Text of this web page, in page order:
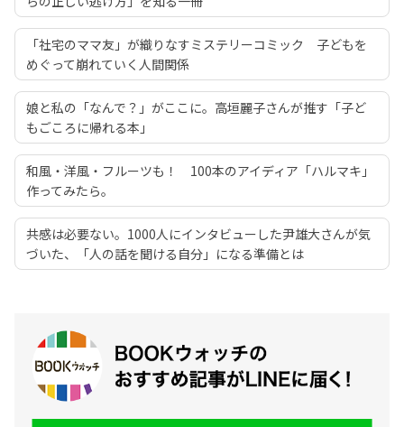
「社宅のママ友」が織りなすミステリーコミック 子どもを
めぐって崩れていく人間関係
娘と私の「なんで？」がここに。高垣麗子さんが推す「子ど
もごころに帰れる本」
和風・洋風・フルーツも！ 100本のアイディア「ハルマキ」
作ってみたら。
共感は必要ない。1000人にインタビューした尹雄大さんが気
づいた、「人の話を聞ける自分」になる準備とは